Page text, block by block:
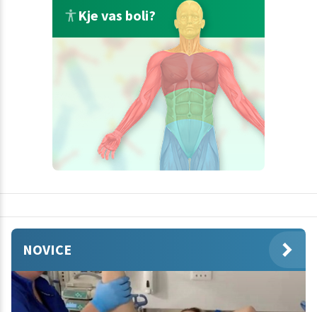
Kje vas boli?
NOVICE